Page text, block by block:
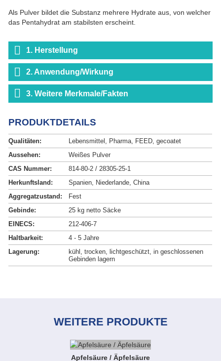
Als Pulver bildet die Substanz mehrere Hydrate aus, von welcher
das Pentahydrat am stabilsten erscheint.
1. Herstellung
2. Anwendung/Wirkung
3. Weitere Merkmale/Fakten
PRODUKTDETAILS
Qualitäten:
Lebensmittel, Pharma, FEED, gecoatet
Aussehen:
Weißes Pulver
CAS Nummer:
814-80-2 / 28305-25-1
Herkunftsland:
Spanien, Niederlande, China
Aggregatzustand:
Fest
Gebinde:
25 kg netto Säcke
EINECS:
212-406-7
Haltbarkeit:
4 - 5 Jahre
Lagerung:
kühl, trocken, lichtgeschützt, in geschlossenen
Gebinden lagern
WEITERE PRODUKTE
Apfelsäure / Äpfelsäure